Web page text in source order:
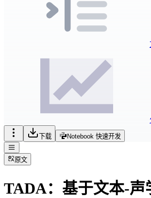
下载 Notebook 快速开发
原文
TADA：基于文本-声